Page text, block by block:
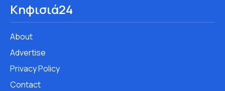
Κηφισιά24
About
Advertise
Privacy Policy
Contact